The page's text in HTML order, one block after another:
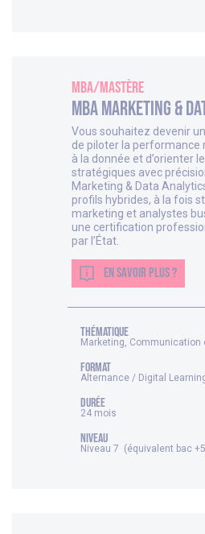
MBA/Mastère
MBA Marketing &
Vous souhaitez devenir
de piloter la performance
à la donnée et d’orienter
stratégiques avec
Marketing & Data
profils hybrides, à la fois
marketing et analystes
une certification
par l’État.
EN SAVOIR PLUS ?
thématique
Marketing, Communication
FORMAT
Alternance / Digital
DURÉE
24 mois
NIVEAU
Niveau 7 (équivalent bac